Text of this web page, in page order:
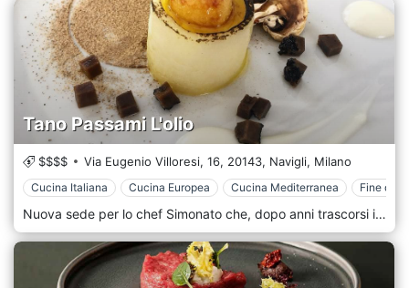
Tano Passami L'olio
$$$$ Via Eugenio Villoresi, 16, 20143, Navigli, Milano
Cucina Italiana Cucina Europea Cucina Mediterranea Fine
Nuova sede per lo chef Simonato che, dopo anni trascorsi in zona Navigli, si è trasferito in uno dei quartieri più eleganti della città a pochi passi dal parco Sempione. Gli affezionati di sempre non si spaventino: la cucina non cambia di marcia, è sempre creativa, elaborata e vivace nel proporre complessi ventagli di sapori e consistenze in uno stesso piatto. Rimane naturalmente anche la passione per gli oli - per molti piatti è previsto un accostamento con un tipo di olio diverso. Cuoco dalla personalità forte e scherzosa, Simonato lascia spesso la cucina per dedicarsi ai clienti in sala con incessante schiettezza ed entusiasmo. ll ristorante dispone di due sale e una cantina, ideale per organizzare pranzi o cene private, meeting ed eventi.